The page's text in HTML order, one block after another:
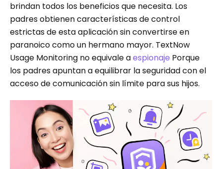
brindan todos los beneficios que necesita. Los
padres obtienen características de control
estrictas de esta aplicación sin convertirse en
paranoico como un hermano mayor. TextNow
Usage Monitoring no equivale aespionaje Porque
los padres apuntan a equilibrar la seguridad con el
acceso de comunicación sin límite para sus hijos.